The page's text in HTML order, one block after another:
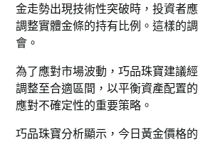
金走勢出現技術性突破時，投資者
調整實體金條的持有比例。這樣的
會。
為了應對市場波動，巧品珠寶建議
調整至合適區間，以平衡資產配置
應對不確定性的重要策略。
巧品珠寶分析顯示，今日黃金價格